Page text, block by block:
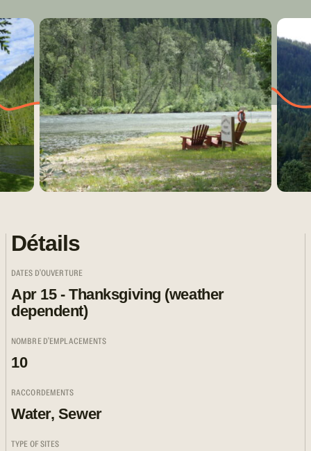
Détails
DATES D'OUVERTURE
Apr 15 - Thanksgiving (weather
dependent)
NOMBRE D'EMPLACEMENTS
10
RACCORDEMENTS
Water, Sewer
TYPE OF SITES